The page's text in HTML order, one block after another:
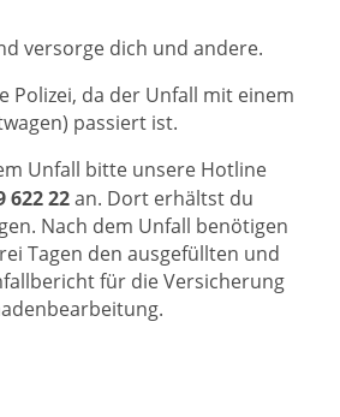
versorge dich und andere.
Polizei, da der Unfall mit einem
passiert ist.
Unfall bitte unsere Hotline
622 22an. Dort erhältst du
Nach dem Unfall benötigen
Tagen den ausgefüllten und
für die Versicherung